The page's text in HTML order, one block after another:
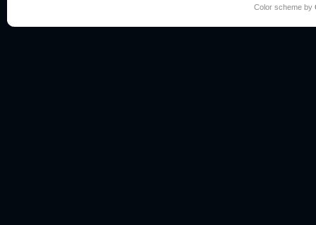
Color scheme by